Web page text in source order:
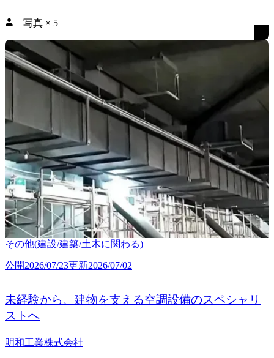
写真 × 5
その他(建設/建築/土木に関わる)
公開2026/07/23更新2026/07/02
未経験から、建物を支える空調設備のスペシャリ
ストへ
明和工業株式会社